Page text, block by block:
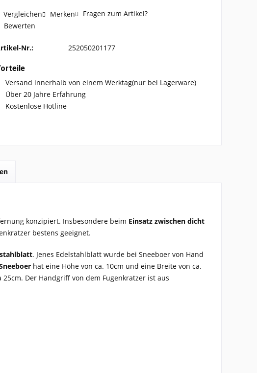
Vergleichen Merken
Fragen zum Artikel?
Bewerten
Nr.: 252050201177
Versand innerhalb von einem Werktag(nur bei Lagerware)
Über 20 Jahre Erfahrung
Kostenlose Hotline
konzipiert. Insbesondere beim Einsatz zwischen dicht
bestens geeignet.
. Jenes Edelstahlblatt wurde bei Sneeboer von Hand
hat eine Höhe von ca. 10cm und eine Breite von ca.
Der Handgriff von dem Fugenkratzer ist aus